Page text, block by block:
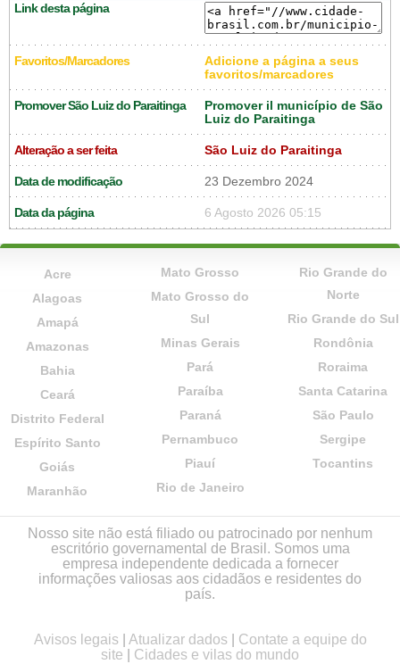
Link desta página
Favoritos/Marcadores
Adicione a página a seus
favoritos/marcadores
Promover São Luiz do Paraitinga
Promover il município de São
Luiz do Paraitinga
Alteração a ser feita São Luiz do Paraitinga
Data de modificação 23 Dezembro 2024
Data da página 6 Agosto 2026 05:15
Acre
Alagoas
Amapá
Amazonas
Bahia
Ceará
Distrito Federal
Espírito Santo
Goiás
Maranhão
Mato Grosso
Mato Grosso do
Sul
Minas Gerais
Pará
Paraíba
Paraná
Pernambuco
Piauí
Rio de Janeiro
Rio Grande do
Norte
Rio Grande do Sul
Rondônia
Roraima
Santa Catarina
São Paulo
Sergipe
Tocantins
Nosso site não está filiado ou patrocinado por nenhum
escritório governamental de Brasil. Somos uma
empresa independente dedicada a fornecer
informações valiosas aos cidadãos e residentes do
país.
Avisos legais Atualizar dados
Contate a equipe do
site
Cidades e vilas do mundo